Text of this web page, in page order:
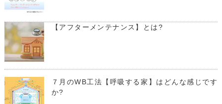
【アフターメンテナンス】とは?
７月のWB工法【呼吸する家】はどんな感じです
か?